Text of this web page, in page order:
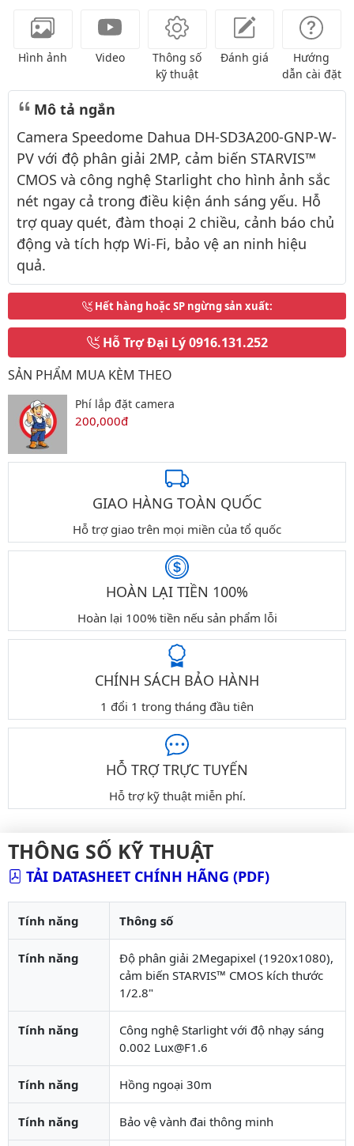
Hình ảnh Video
Thông số
kỹ thuật
Đánh giá
Hướng
dẫn cài đặt
Mô tả ngắn
Camera Speedome Dahua DH-SD3A200-GNP-W-
PV với độ phân giải 2MP, cảm biến STARVIS™
CMOS và công nghệ Starlight cho hình ảnh sắc
nét ngay cả trong điều kiện ánh sáng yếu. Hỗ
trợ quay quét, đàm thoại 2 chiều, cảnh báo chủ
động và tích hợp Wi-Fi, bảo vệ an ninh hiệu
quả.
Hết hàng hoặc SP ngừng sản xuất:
Hỗ Trợ Đại Lý0916.131.252
SẢN PHẨM MUA KÈM THEO
Phí lắp đặt camera
200,000đ
GIAO HÀNG TOÀN QUỐC
Hỗ trợ giao trên mọi miền của tổ quốc
HOÀN LẠI TIỀN 100%
Hoàn lại 100% tiền nếu sản phẩm lỗi
CHÍNH SÁCH BẢO HÀNH
1 đổi 1 trong tháng đầu tiên
HỖ TRỢ TRỰC TUYẾN
Hỗ trợ kỹ thuật miễn phí.
THÔNG SỐ KỸ THUẬT
TẢI DATASHEET CHÍNH HÃNG (PDF)
Tính năng Thông số
Tính năng
Độ phân giải 2Megapixel (1920x1080),
cảm biến STARVIS™ CMOS kích thước
1/2.8"
Tính năng
Công nghệ Starlight với độ nhạy sáng
0.002 Lux@F1.6
Tính năng Hồng ngoại 30m
Tính năng Bảo vệ vành đai thông minh